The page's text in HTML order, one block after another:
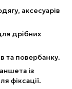
аксесуарів
дрібних
та повербанку.
із
фіксації.